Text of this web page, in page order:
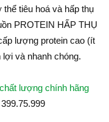
tiêu hoá và hấp thụ
PROTEIN HẤP THỤ
lượng protein cao (ít
và nhanh chóng.
lượng chính hãng